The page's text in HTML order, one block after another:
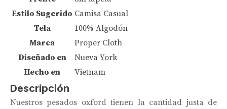
Estilo Sugerido Camisa Casual
Tela
100% Algodón
Marca
Proper Cloth
Diseñado en
Nueva York
Hecho en
Vietnam
Descripción
Nuestros pesados ​​oxford tienen la cantidad justa de